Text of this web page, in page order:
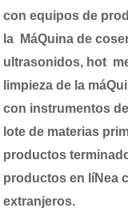
con equipos de
la
MáQuina de
ultrasonidos, hot
limpieza de la
con instrumentos
lote de materias
productos
productos en líNea
extranjeros.